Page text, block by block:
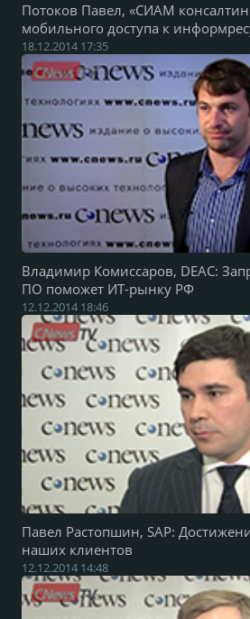
Потоков Павел, «СИАМ
мобильного доступа к
18.12.2014 17:35
Владимир Комиссаров, DEAC:
ПО поможет ИТ-рынку РФ
12.12.2014 18:46
Павел Растопшин, SAP:
наших клиентов
12.12.2014 14:48